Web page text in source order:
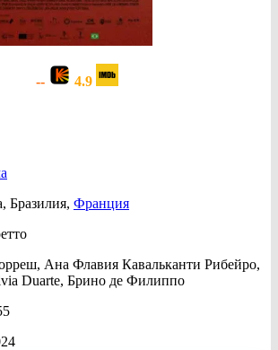
--
4.9
Бразилия, Франция
Ана Флавия Кавальканти Рибейро,
Duarte, Брино де Филиппо